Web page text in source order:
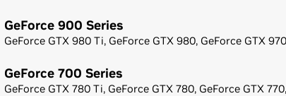
GeForce 900 Series
GeForce GTX 980 Ti, GeForce GTX 980, GeForce GTX
GeForce 700 Series
GeForce GTX 780 Ti, GeForce GTX 780, GeForce GTX 770,